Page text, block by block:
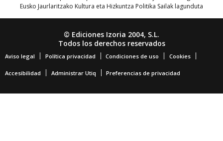
Eusko Jaurlaritzako Kultura eta Hizkuntza Politika Sailak lagunduta
© Ediciones Izoria 2004, S.L.
Todos los derechos reservados
Aviso legal Política privacidad Condiciones de uso Cookies
Accesibilidad Administrar Utiq Preferencias de privacidad